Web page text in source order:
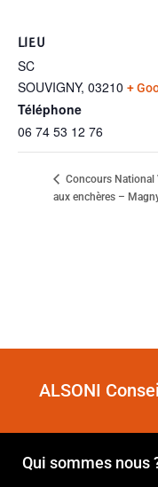
LIEU
SC
SOUVIGNY, 03210 +
Téléphone
06 74 53 12 76
Concours National
aux enchères –
ALSONI
Qui sommes nous